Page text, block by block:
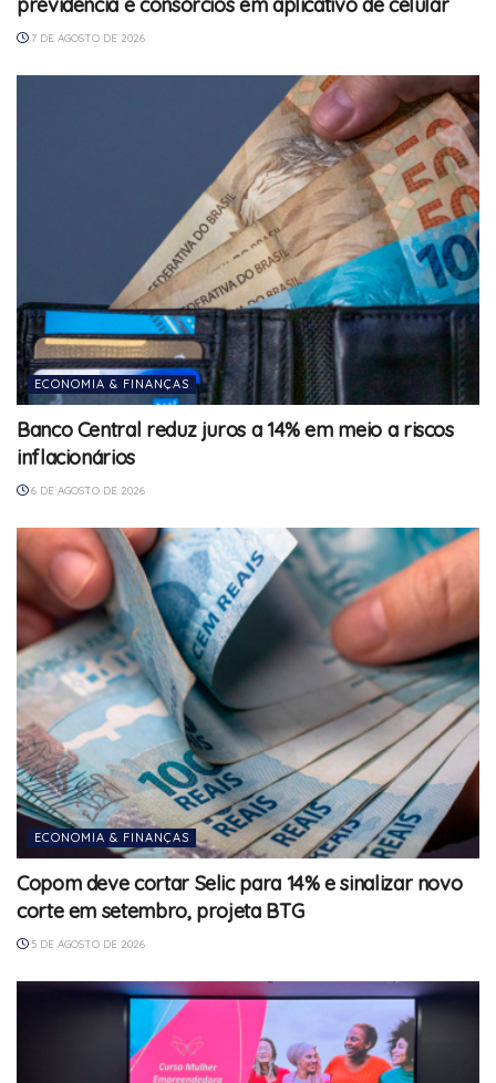
7 DE AGOSTO DE 2026
ECONOMIA & FINANÇAS
Banco Central reduz juros a 14% em meio a riscos
inflacionários
6 DE AGOSTO DE 2026
ECONOMIA & FINANÇAS
Copom deve cortar Selic para 14% e sinalizar novo
corte em setembro, projeta BTG
5 DE AGOSTO DE 2026